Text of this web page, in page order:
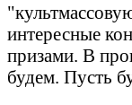
интересные
призами. В
будем. Пусть